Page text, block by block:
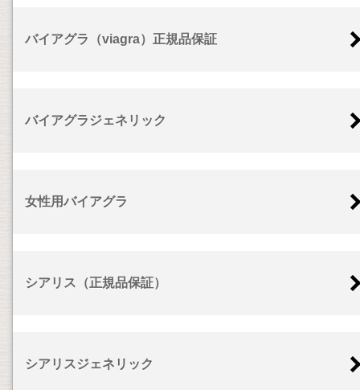
バイアグラ（viagra）正規品保証
バイアグラジェネリック
女性用バイアグラ
シアリス（正規品保証）
シアリスジェネリック